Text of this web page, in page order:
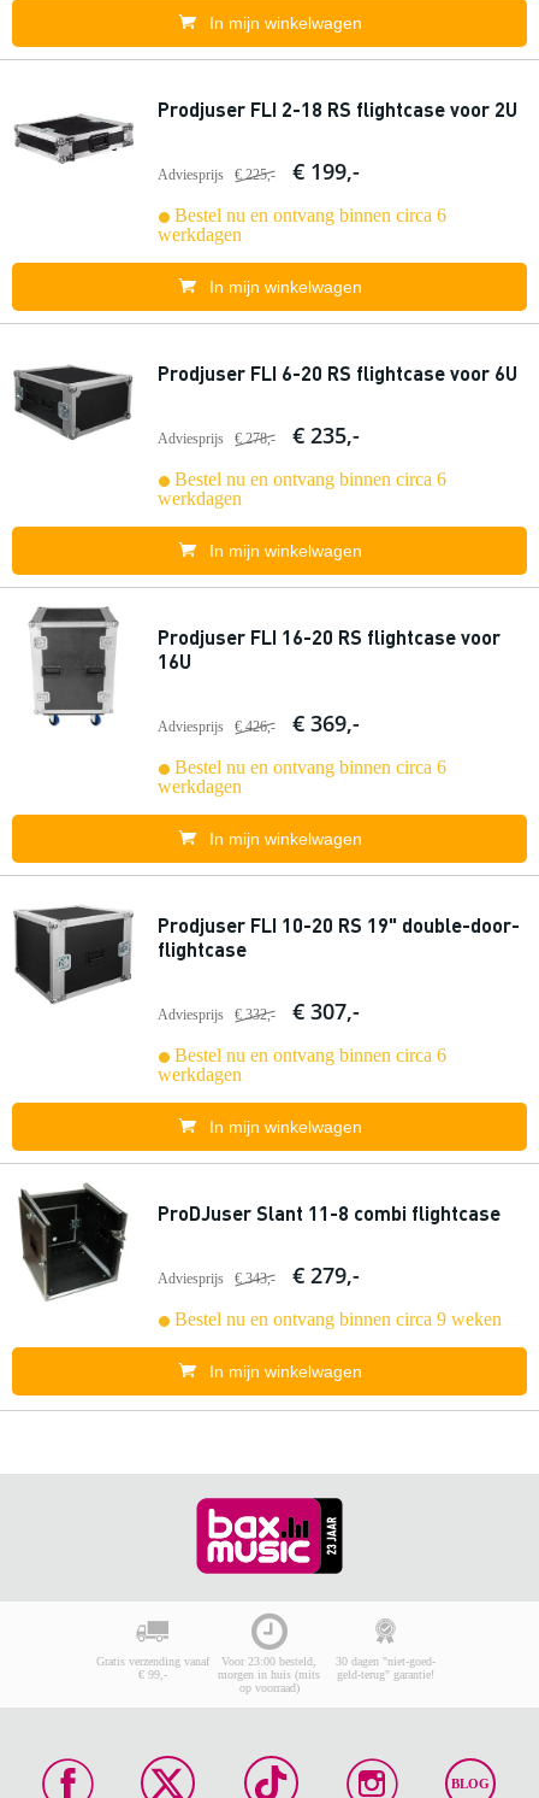
In mijn winkelwagen
Prodjuser FLI 2-18 RS flightcase voor 2U
Adviesprijs € 225,- € 199,-
Bestel nu en ontvang binnen circa 6
werkdagen
In mijn winkelwagen
Prodjuser FLI 6-20 RS flightcase voor 6U
Adviesprijs € 278,- € 235,-
Bestel nu en ontvang binnen circa 6
werkdagen
In mijn winkelwagen
Prodjuser FLI 16-20 RS flightcase voor
16U
Adviesprijs € 426,- € 369,-
Bestel nu en ontvang binnen circa 6
werkdagen
In mijn winkelwagen
Prodjuser FLI 10-20 RS 19" double-door-
flightcase
Adviesprijs € 332,- € 307,-
Bestel nu en ontvang binnen circa 6
werkdagen
In mijn winkelwagen
ProDJuser Slant 11-8 combi flightcase
Adviesprijs € 343,- € 279,-
Bestel nu en ontvang binnen circa 9 weken
In mijn winkelwagen
Gratis verzending vanaf
€ 99,-
Voor 23:00 besteld,
morgen in huis (mits
op voorraad)
30 dagen "niet-goed-
geld-terug" garantie!
BLOG